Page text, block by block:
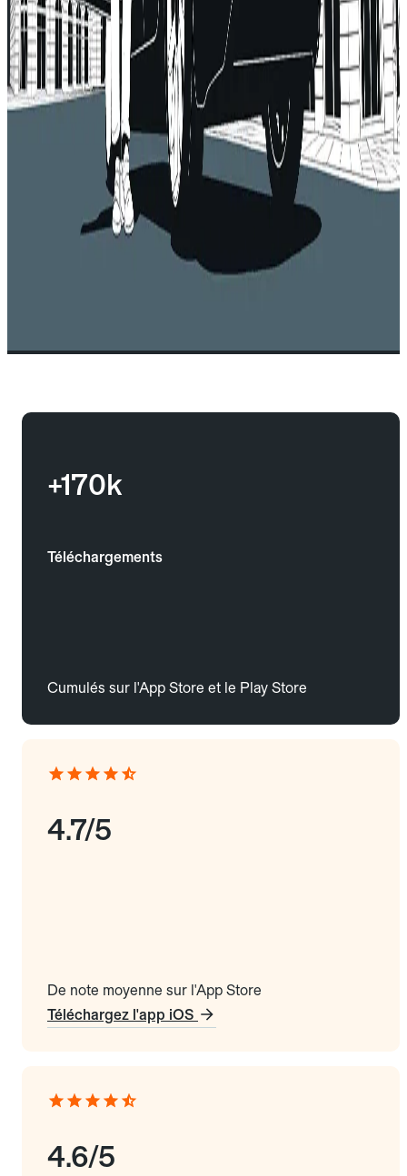
+170k
Téléchargements
Cumulés sur l'App Store et le Play Store
4.7/5
De note moyenne sur l'App Store
Téléchargez l'app iOS
4.6/5